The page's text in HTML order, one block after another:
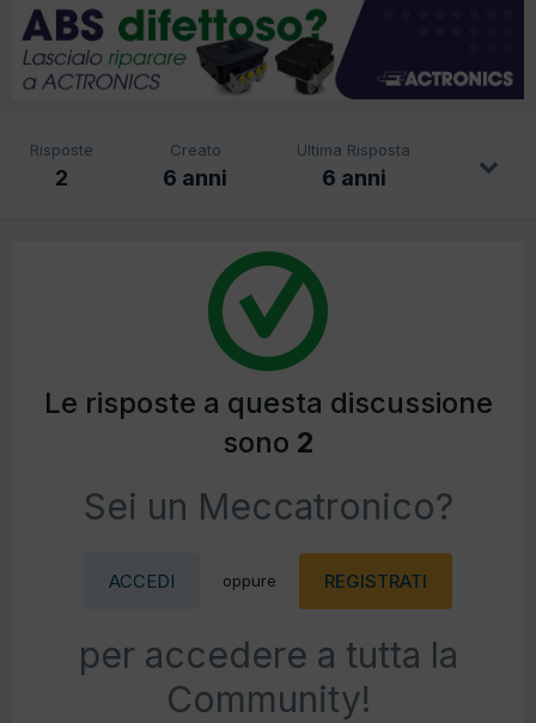
Risposte
2
Creato
6 anni
Ultima Risposta
6 anni
Le risposte a questa discussione
sono 2
Sei un Meccatronico?
ACCEDI oppure REGISTRATI
per accedere a tutta la
Community!